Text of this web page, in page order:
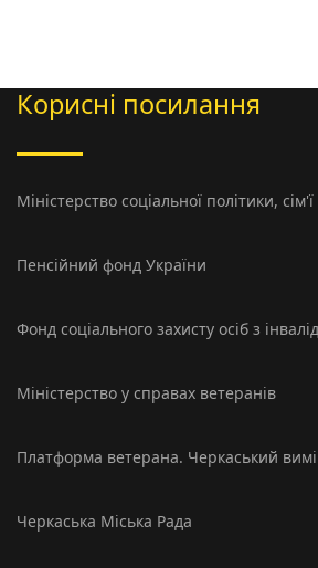
Корисні посилання
Міністерство соцiальної політики,
Пенсійний фонд України
Фонд соціального захисту осіб з
Міністерство у справах ветеранів
Платформа ветерана. Черкаський
Черкаська Міська Рада